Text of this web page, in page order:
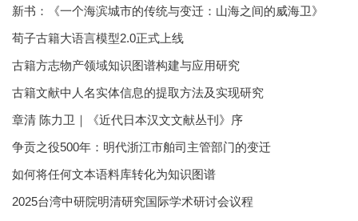
新书：《一个海滨城市的传统与变迁：山海之间的威海卫》
荀子古籍大语言模型2.0正式上线
古籍方志物产领域知识图谱构建与应用研究
古籍文献中人名实体信息的提取方法及实现研究
章清 陈力卫｜《近代日本汉文文献丛刊》序
争贡之役500年：明代浙江市舶司主管部门的变迁
如何将任何文本语料库转化为知识图谱
2025台湾中研院明清研究国际学术研讨会议程